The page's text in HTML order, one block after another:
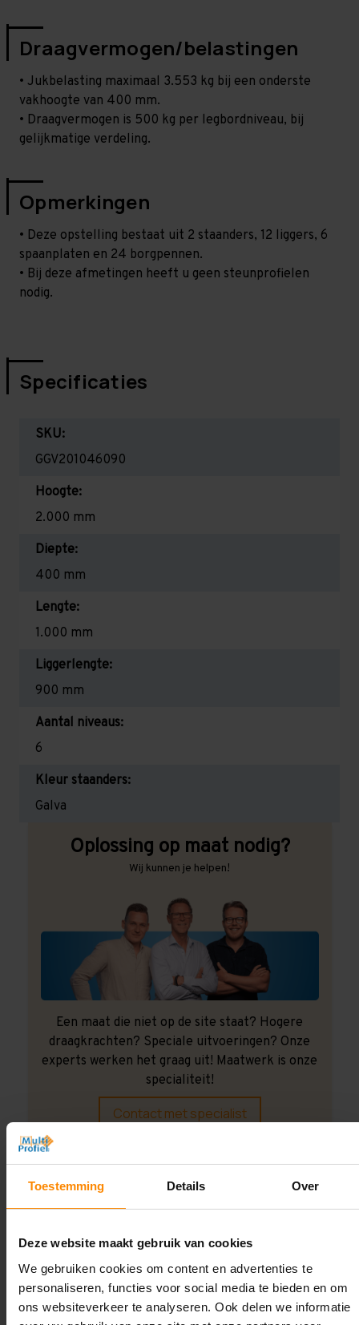
Toestemming Details Over
Deze website maakt gebruik van cookies
We gebruiken cookies om content en advertenties te
personaliseren, functies voor social media te bieden en om
ons websiteverkeer te analyseren. Ook delen we informatie
Draagvermogen/belastingen
• Jukbelasting maximaal 3.553 kg bij een onderste
vakhoogte van 400 mm.
• Draagvermogen is 500 kg per legbordniveau, bij
gelijkmatige verdeling.
Opmerkingen
• Deze opstelling bestaat uit 2 staanders, 12 liggers, 6
spaanplaten en 24 borgpennen.
• Bij deze afmetingen heeft u geen steunprofielen
nodig.
Specificaties
SKU:
GGV201046090
Hoogte:
2.000 mm
Diepte:
400 mm
Lengte:
1.000 mm
Liggerlengte:
900 mm
Aantal niveaus:
6
Kleur staanders:
Galva
Oplossing op maat nodig?
Wij kunnen je helpen!
Een maat die niet op de site staat? Hogere
draagkrachten? Speciale uitvoeringen? Onze
experts werken het graag uit! Maatwerk is onze
specialiteit!
Contact met specialist
Montage uitbesteden?
Laat ons het doen!